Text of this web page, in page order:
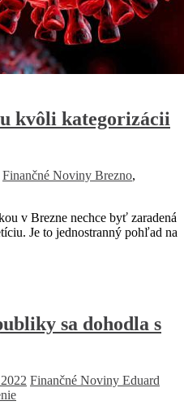
kvôli kategorizácii
Finančné Noviny Brezno,
v Brezne nechce byť zaradená
Je to jednostranný pohľad na
sa dohodla s
Finančné Noviny Eduard